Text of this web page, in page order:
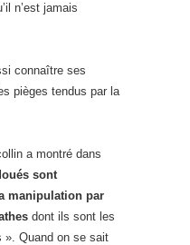
n’est jamais
connaître ses
pièges tendus par la
a montré dans
sont
manipulation par
dont ils sont les
». Quand on se sait